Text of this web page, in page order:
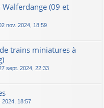
(09 et
nov. 2024, 18:59
trains miniatures à
sept. 2024, 22:33
2024, 18:57